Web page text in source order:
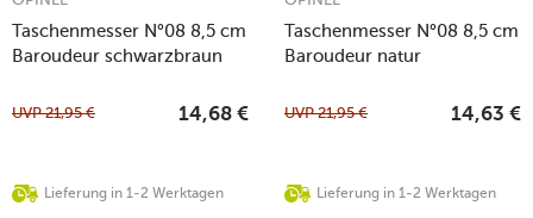
Taschenmesser N°08 8,5 cm
Baroudeur schwarzbraun
Lieferung in 1-2 Werktagen
UVP21,95 € 14,68 €
Taschenmesser N°08 8,5 cm
Baroudeur natur
Lieferung in 1-2 Werktagen
UVP21,95 € 14,63 €